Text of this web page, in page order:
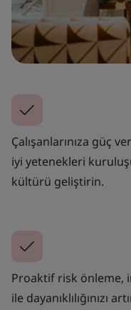
Çalışanlarınıza güç
iyi yetenekleri
kültürü geliştirin.
Proaktif risk önleme,
ile dayanıklılığınızı